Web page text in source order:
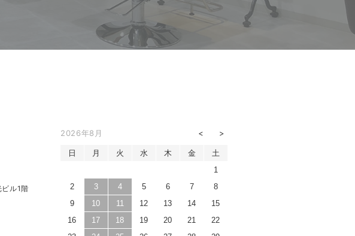
ル1階
2026年8月
日 月 火 水 木 金
土
1
2
3 4 5 6 7
8
9
10 11 12 13 14
15
16
17 18 19 20 21
22